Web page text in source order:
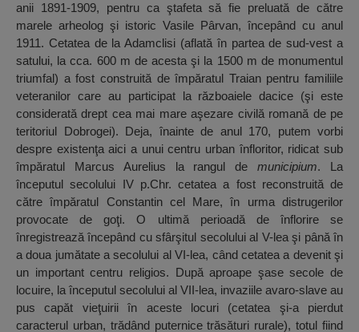
anii 1891-1909, pentru ca ştafeta să fie preluată de către
marele arheolog şi istoric Vasile Pârvan, începând cu anul
1911. Cetatea de la Adamclisi (aflată în partea de sud-vest a
satului, la cca. 600 m de acesta şi la 1500 m de monumentul
triumfal) a fost construită de împăratul Traian pentru familiile
veteranilor care au participat la războaiele dacice (şi este
considerată drept cea mai mare aşezare civilă romană de pe
teritoriul Dobrogei). Deja, înainte de anul 170, putem vorbi
despre existenţa aici a unui centru urban înfloritor, ridicat sub
împăratul Marcus Aurelius la rangul demunicipium. La
începutul secolului IV p.Chr. cetatea a fost reconstruită de
către împăratul Constantin cel Mare, în urma distrugerilor
provocate de goţi. O ultimă perioadă de înflorire se
înregistrează începând cu sfârşitul secolului al V-lea şi până în
a doua jumătate a secolului al VI-lea, când cetatea a devenit şi
un important centru religios. După aproape şase secole de
locuire, la începutul secolului al VII-lea, invaziile avaro-slave au
pus capăt vieţuirii în aceste locuri (cetatea şi-a pierdut
caracterul urban, trădând puternice trăsături rurale), totul fiind